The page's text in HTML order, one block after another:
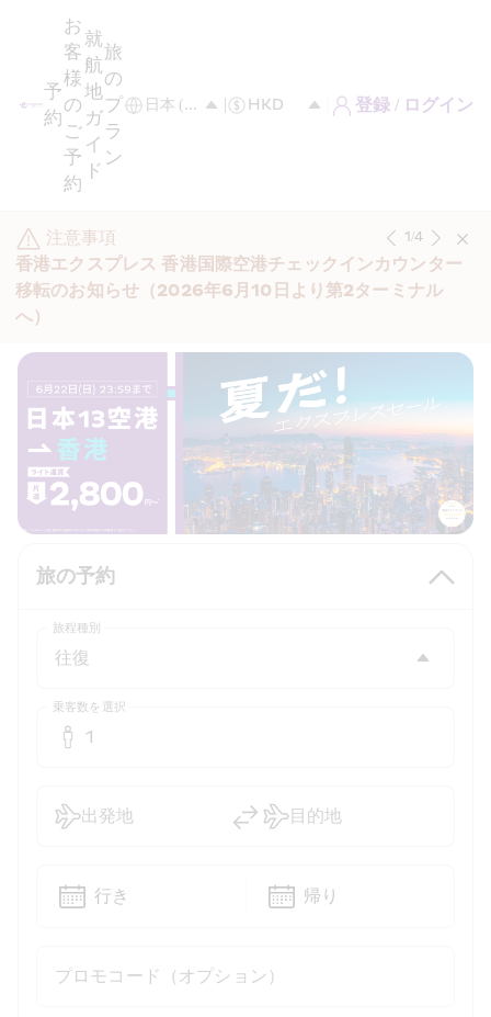
予
約
お
客
様
の
ご
予
約
就
航
地
ガ
イ
ド
旅
の
プ
ラ
ン
登録 / ログイン
注意事項
香港エクスプレス 香港国際空港チェックインカウンター
移転のお知らせ（2026年6月10日より第2ターミナル
へ）
1/4
旅の予約
旅程種別
乗客数を選択
1
プロモコード（オプション）
出発地 目的地
行き 帰り